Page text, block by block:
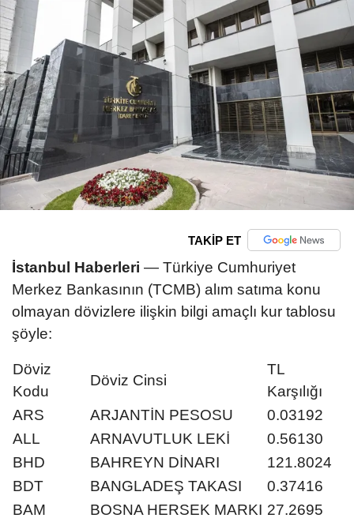
TAKİP ET
İstanbul Haberleri — Türkiye Cumhuriyet
Merkez Bankasının (TCMB) alım satıma konu
olmayan dövizlere ilişkin bilgi amaçlı kur tablosu
şöyle:
Döviz
Kodu
Döviz Cinsi
TL
Karşılığı
ARS
ARJANTİN PESOSU
0.03192
ALL
ARNAVUTLUK LEKİ
0.56130
BHD
BAHREYN DİNARI
121.8024
BDT
BANGLADEŞ TAKASI
0.37416
BAM
BOSNA HERSEK MARKI 27.2695